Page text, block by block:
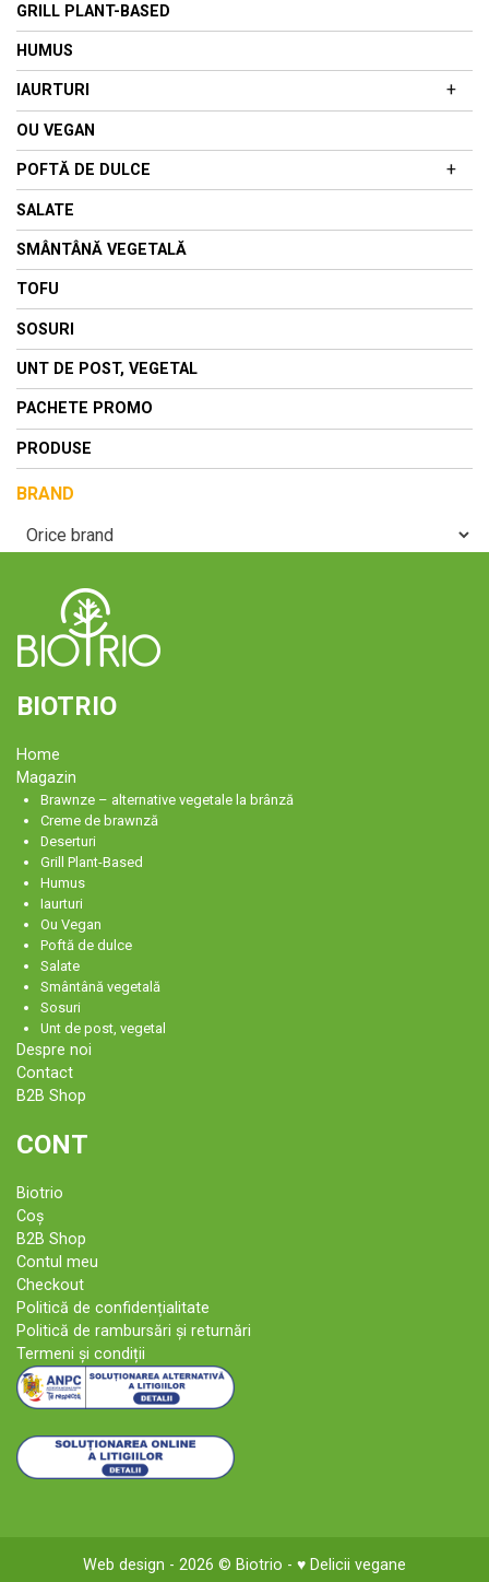
GRILL PLANT-BASED
HUMUS
IAURTURI
IAURTURI DIN NUCI CAJU
KEFIR
+
OU VEGAN
POFTĂ DE DULCE
CIOCOLATA
CIOCOLATA TABLETA MARE
CIOCOLATA TABLETA MICA
GOGOSI
TARTINABILE
+
SALATE
SMÂNTÂNĂ VEGETALĂ
TOFU
SOSURI
UNT DE POST, VEGETAL
PACHETE PROMO
PRODUSE
BRAND
BIOTRIO
Home
Magazin
Brawnze – alternative vegetale la brânză
Creme de brawnză
Deserturi
Grill Plant-Based
Humus
Iaurturi
Ou Vegan
Poftă de dulce
Salate
Smântână vegetală
Sosuri
Unt de post, vegetal
Despre noi
Contact
B2B Shop
CONT
Biotrio
Coș
B2B Shop
Contul meu
Checkout
Politică de confidențialitate
Politică de rambursări și returnări
Termeni și condiții
Web design - 2026 © Biotrio - ♥ Delicii vegane